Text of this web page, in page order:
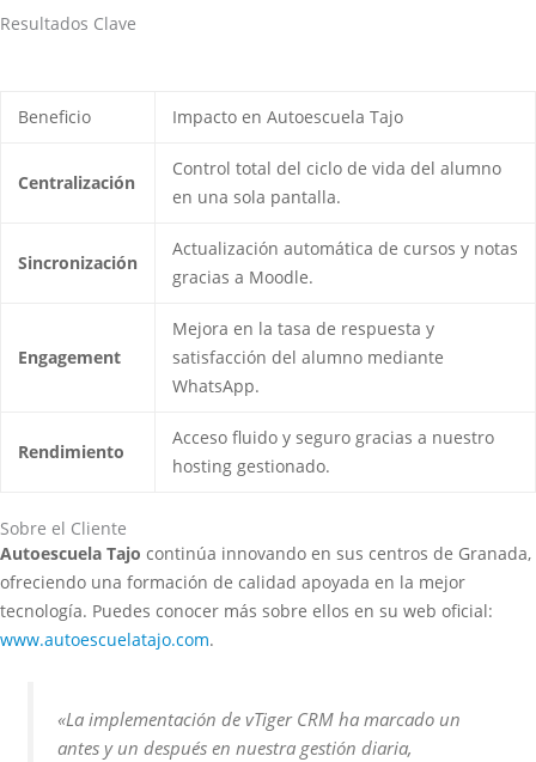
Resultados Clave
Beneficio Impacto en Autoescuela Tajo
Centralización
Control total del ciclo de vida del alumno
en una sola pantalla.
Sincronización
Actualización automática de cursos y notas
gracias a Moodle.
Engagement
Mejora en la tasa de respuesta y
satisfacción del alumno mediante
WhatsApp.
Rendimiento
Acceso fluido y seguro gracias a nuestro
hosting gestionado.
Sobre el Cliente
Autoescuela Tajo continúa innovando en sus centros de Granada,
ofreciendo una formación de calidad apoyada en la mejor
tecnología. Puedes conocer más sobre ellos en su web oficial:
www.autoescuelatajo.com.
«La implementación de vTiger CRM ha marcado un
antes y un después en nuestra gestión diaria,